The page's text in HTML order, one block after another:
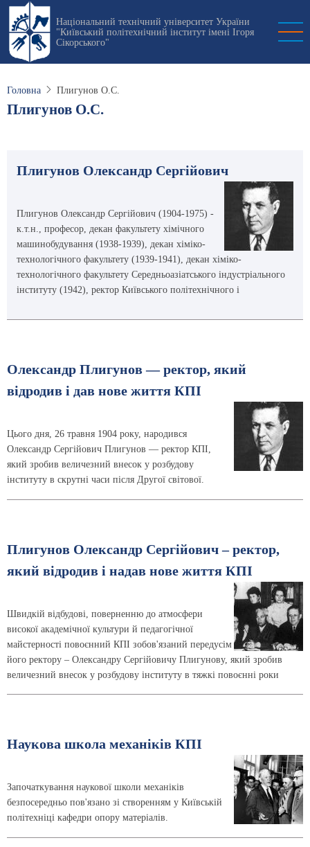
Перейти
основного
вмісту
Національний технічний університет України
"Київський політехнічний інститут імені Ігоря
Сікорського"
Головна Плигунов О.С.
Плигунов О.С.
Плигунов Олександр Сергійович
Плигунов Олександр Сергійович (1904-1975) -
к.т.н., професор, декан факультету хімічного
машинобудування (1938-1939), декан хіміко-
технологічного факультету (1939-1941), декан хіміко-
технологічного факультету Середньоазіатського індустріального
інституту (1942), ректор Київського політехнічного і
Олександр Плигунов — ректор, який
відродив і дав нове життя КПІ
Цього дня, 26 травня 1904 року, народився
Олександр Сергійович Плигунов — ректор КПІ,
який зробив величезний внесок у розбудову
інституту в скрутні часи після Другої світової.
Плигунов Олександр Сергійович – ректор,
який відродив і надав нове життя КПІ
Швидкій відбудові, поверненню до атмосфери
високої академічної культури й педагогічної
майстерності повоєнний КПІ зобов'язаний передусім
його ректору – Олександру Сергійовичу Плигунову, який зробив
величезний внесок у розбудову інституту в тяжкі повоєнні роки
Наукова школа механіків КПІ
Започаткування наукової школи механіків
безпосередньо пов'язано зі створенням у Київській
політехніці кафедри опору матеріалів.